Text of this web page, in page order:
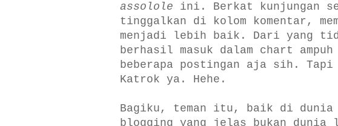
assolole ini. Berkat kunjungan
tinggalkan di kolom komentar,
menjadi lebih baik. Dari yang
berhasil masuk dalam chart
beberapa postingan aja sih. Tapi
Katrok ya. Hehe.
Bagiku, teman itu, baik di dunia
blogging yang jelas bukan dunia